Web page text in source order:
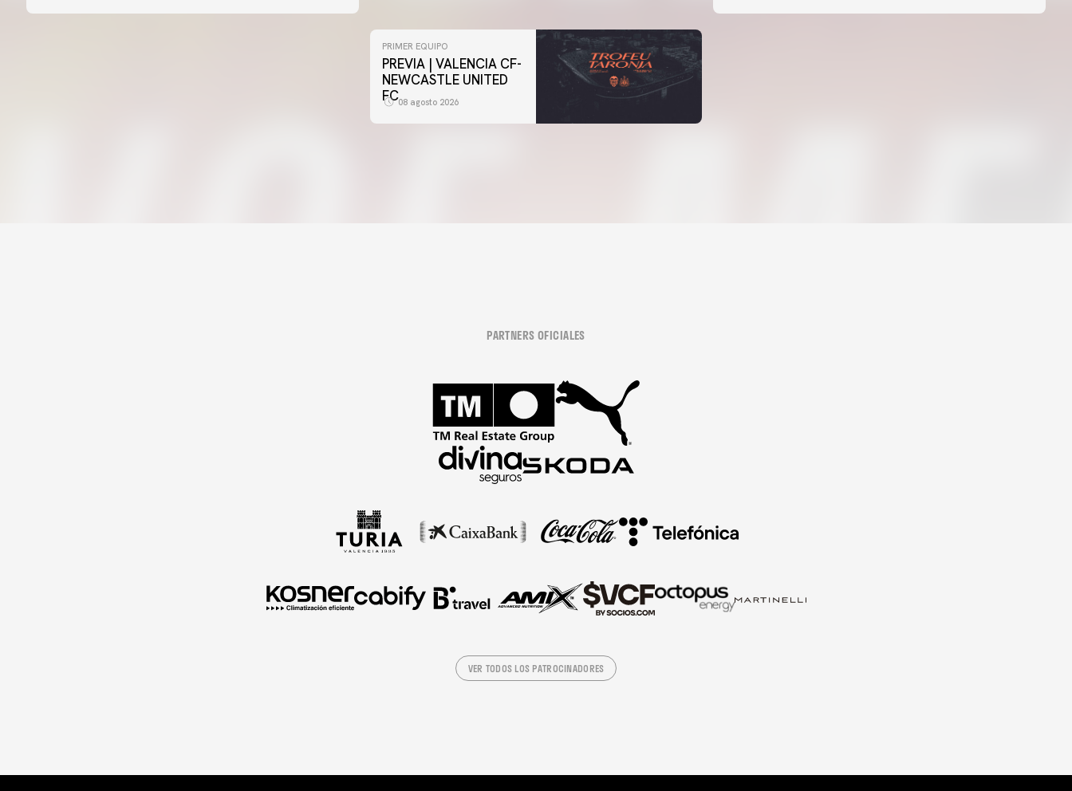
PRIMER EQUIPO
PREVIA | VALENCIA CF-
NEWCASTLE UNITED
FC08 agosto 2026
PARTNERS OFICIALES
VER TODOS LOS PATROCINADORES